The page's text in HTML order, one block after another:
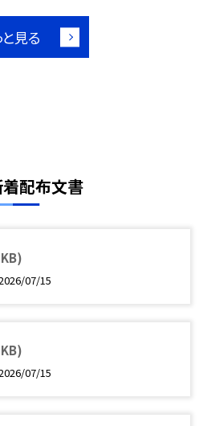
と見る
配布文書
07/15
07/15